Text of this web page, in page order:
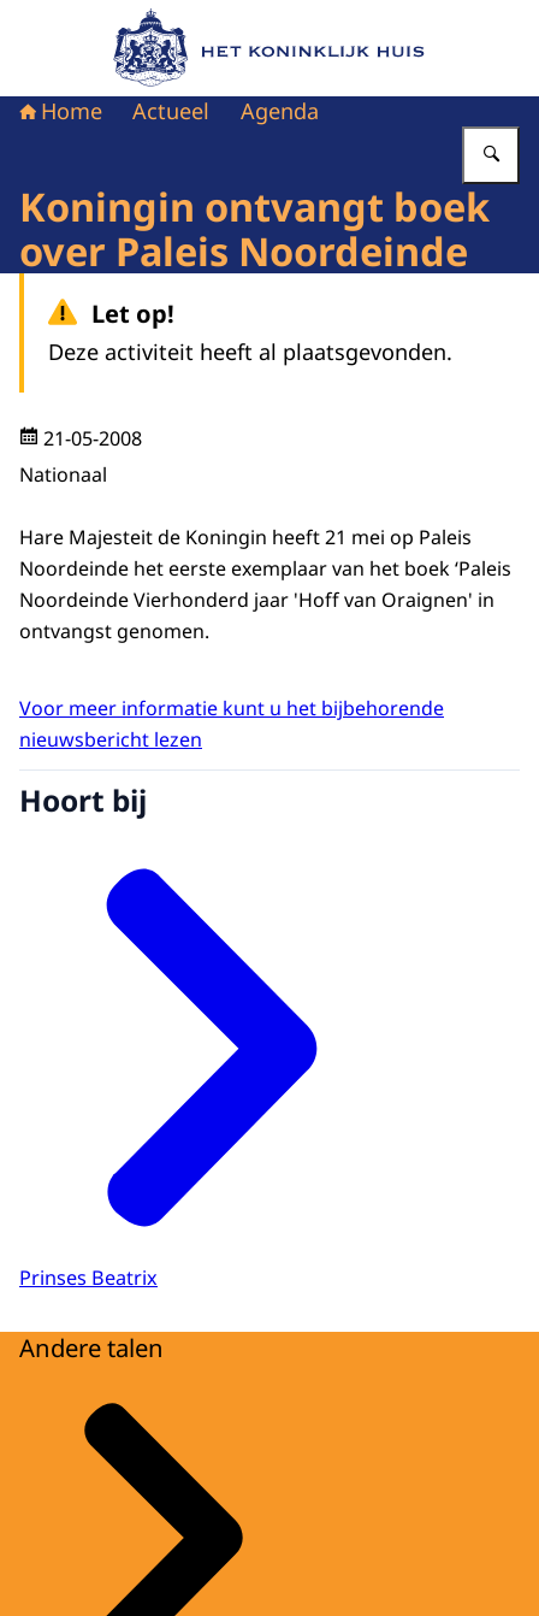
Naar de homepage van Het Koninklijk Huis
Home Actueel Agenda
Koningin ontvangt boek
over Paleis Noordeinde
Let op!
Deze activiteit heeft al plaatsgevonden.
21-05-2008
Nationaal
Hare Majesteit de Koningin heeft 21 mei op Paleis
Noordeinde het eerste exemplaar van het boek ‘Paleis
Noordeinde Vierhonderd jaar 'Hoff van Oraignen' in
ontvangst genomen.
Voor meer informatie kunt u het bijbehorende
nieuwsbericht lezen
Hoort bij
Prinses Beatrix
Andere talen